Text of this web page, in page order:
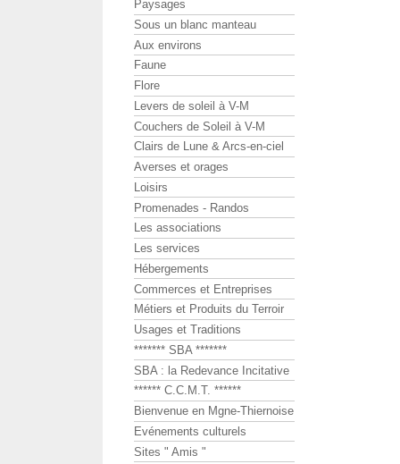
Paysages
Sous un blanc manteau
Aux environs
Faune
Flore
Levers de soleil à V-M
Couchers de Soleil à V-M
Clairs de Lune & Arcs-en-ciel
Averses et orages
Loisirs
Promenades - Randos
Les associations
Les services
Hébergements
Commerces et Entreprises
Métiers et Produits du Terroir
Usages et Traditions
******* SBA *******
SBA : la Redevance Incitative
****** C.C.M.T. ******
Bienvenue en Mgne-Thiernoise
Evénements culturels
Sites " Amis "